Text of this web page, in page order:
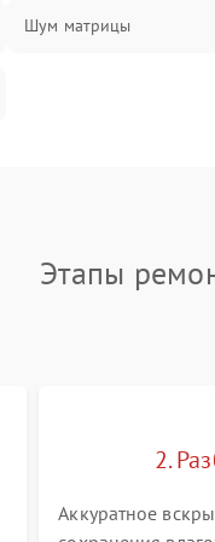
Шум матрицы
Этапы
2.
Аккуратное